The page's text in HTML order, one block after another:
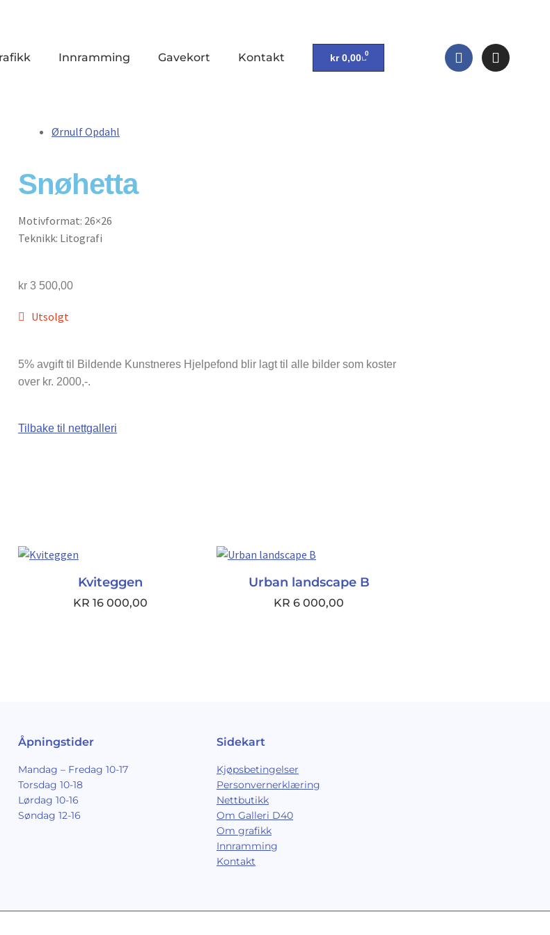
Innramming Gavekort Kontakt kr0,00 0
Ørnulf Opdahl
Snøhetta
Motivformat: 26×26
Teknikk: Litografi
kr 3 500,00
Utsolgt
5% avgift til Bildende Kunstneres Hjelpefond blir lagt til alle bilder som koster
over kr. 2000,-.
Tilbake til nettgalleri
Kviteggen
KR 16 000,00
Urban landscape B
KR 6 000,00
Åpningstider
Mandag – Fredag 10-17
Torsdag 10-18
Lørdag 10-16
Søndag 12-16
Sidekart
Kjøpsbetingelser
Personvernerklæring
Nettbutikk
Om Galleri D40
Om grafikk
Innramming
Kontakt